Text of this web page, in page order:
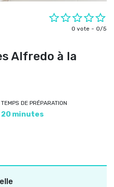
0 vote 0/5
Alfredo à la
TEMPS DE PRÉPARATION
20 minutes